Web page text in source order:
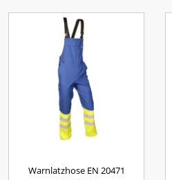
Warnlatzhose EN 20471